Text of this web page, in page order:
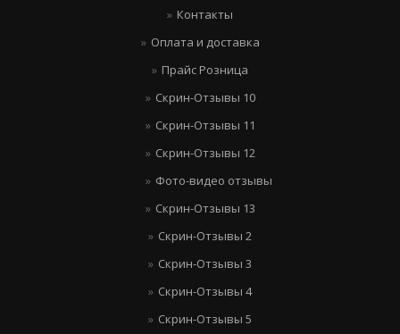
Контакты
Оплата и доставка
Прайс Розница
Скрин-Отзывы 10
Скрин-Отзывы 11
Скрин-Отзывы 12
Фото-видео отзывы
Скрин-Отзывы 13
Скрин-Отзывы 2
Скрин-Отзывы 3
Скрин-Отзывы 4
Скрин-Отзывы 5